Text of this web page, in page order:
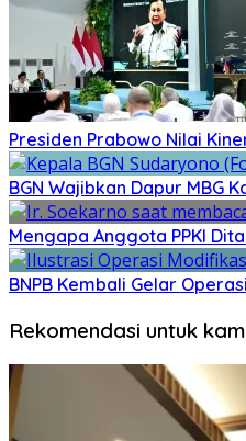
Presiden Prabowo Nilai
BGN Wajibkan Dapur MBG
Mengapa Anggota PPKI
BNPB Kembali Gelar
Rekomendasi untuk